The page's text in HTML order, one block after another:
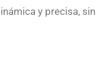
y precisa, sin